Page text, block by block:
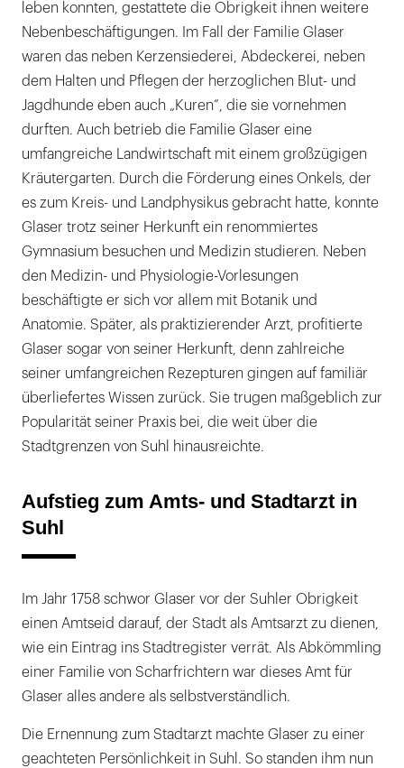
leben konnten, gestattete die Obrigkeit ihnen weitere
Nebenbeschäftigungen. Im Fall der Familie Glaser
waren das neben Kerzensiederei, Abdeckerei, neben
dem Halten und Pflegen der herzoglichen Blut- und
Jagdhunde eben auch „Kuren“, die sie vornehmen
durften. Auch betrieb die Familie Glaser eine
umfangreiche Landwirtschaft mit einem großzügigen
Kräutergarten. Durch die Förderung eines Onkels, der
es zum Kreis- und Landphysikus gebracht hatte, konnte
Glaser trotz seiner Herkunft ein renommiertes
Gymnasium besuchen und Medizin studieren. Neben
den Medizin- und Physiologie-Vorlesungen
beschäftigte er sich vor allem mit Botanik und
Anatomie. Später, als praktizierender Arzt, profitierte
Glaser sogar von seiner Herkunft, denn zahlreiche
seiner umfangreichen Rezepturen gingen auf familiär
überliefertes Wissen zurück. Sie trugen maßgeblich zur
Popularität seiner Praxis bei, die weit über die
Stadtgrenzen von Suhl hinausreichte.
Aufstieg zum Amts- und Stadtarzt in
Suhl
Im Jahr 1758 schwor Glaser vor der Suhler Obrigkeit
einen Amtseid darauf, der Stadt als Amtsarzt zu dienen,
wie ein Eintrag ins Stadtregister verrät. Als Abkömmling
einer Familie von Scharfrichtern war dieses Amt für
Glaser alles andere als selbstverständlich.
Die Ernennung zum Stadtarzt machte Glaser zu einer
geachteten Persönlichkeit in Suhl. So standen ihm nun